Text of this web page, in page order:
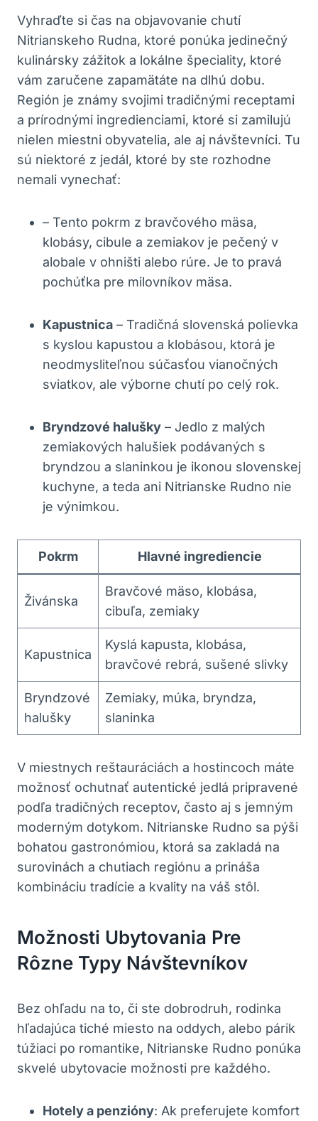
Vyhraďte si čas⁢ na objavovanie chutí
Nitrianskeho Rudna, ktoré ponúka jedinečný
kulinársky zážitok ‍a lokálne špeciality, ktoré‍
vám ‌zaručene zapamätáte na dlhú‌ dobu.
⁢Región je známy svojimi ​tradičnými ⁣receptami
a⁢ prírodnými ingredienciami, ktoré si zamilujú
nielen miestni obyvatelia, ale⁢ aj návštevníci. Tu
sú niektoré z jedál, ktoré by ⁢ste ⁣rozhodne ​
nemali vynechať:
– Tento pokrm z bravčového⁣ mäsa,
klobásy, cibule a zemiakov je pečený v
alobale v ohništi alebo rúre. Je to ‍pravá
pochúťka pre milovníkov mäsa.
Kapustnica – Tradičná slovenská polievka
s kyslou kapustou a klobásou, ktorá je
neodmysliteľnou ⁣súčasťou vianočných
⁢sviatkov, ale výborne chutí po celý⁣ rok.
Bryndzové halušky – Jedlo ‌z malých
zemiakových halušiek podávaných s
bryndzou a slaninkou‍ je ikonou slovenskej
‌kuchyne,​ a‌ teda ani Nitrianske Rudno nie
‌je výnimkou.
Pokrm Hlavné ingrediencie
Živánska
Bravčové mäso, klobása,
cibuľa, zemiaky
Kapustnica
Kyslá kapusta, klobása,
bravčové rebrá, sušené slivky
Bryndzové⁢
halušky
Zemiaky,⁢ múka,‍ bryndza,
slaninka
V miestnych reštauráciách a hostincoch máte
možnosť ‍ochutnať autentické jedlá pripravené​
podľa tradičných receptov, často aj s jemným
⁣moderným dotykom. Nitrianske Rudno sa pýši
bohatou gastronómiou, ktorá ‌sa zakladá na
surovinách a chutiach ⁢regiónu a prináša
kombináciu tradície‌ a kvality na váš​ stôl.
Možnosti Ubytovania⁣ Pre
Rôzne Typy Návštevníkov
Bez ohľadu na to, ‌či ste dobrodruh, ‍rodinka
hľadajúca tiché⁣ miesto na oddych, alebo párik
túžiaci ⁤po romantike, Nitrianske Rudno ponúka
skvelé ubytovacie možnosti​ pre každého.
Hotely a penzióny: Ak preferujete komfort